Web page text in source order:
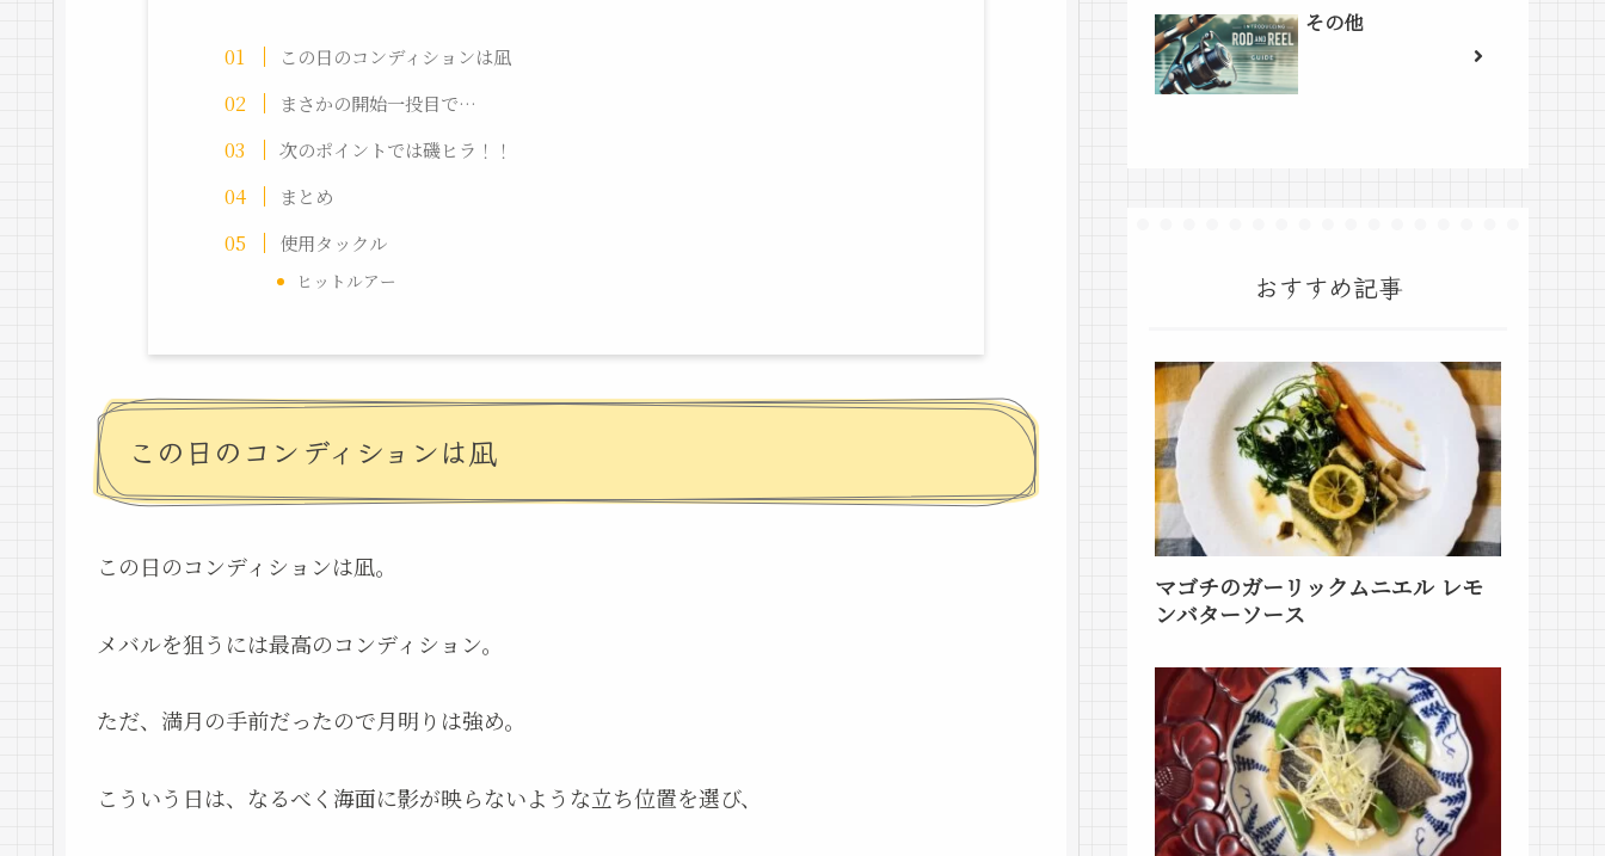
この日のコンディションは凪
まさかの開始一投目で…
次のポイントでは磯ヒラ！！
まとめ
使用タックル
ヒットルアー
この日のコンディションは凪
この日のコンディションは凪。
メバルを狙うには最高のコンディション。
ただ、満月の手前だったので月明りは強め。
こういう日は、なるべく海面に影が映らないような立ち位置を選び、
その他
おすすめ記事
マゴチのガーリックムニエル レモ
ンバターソース